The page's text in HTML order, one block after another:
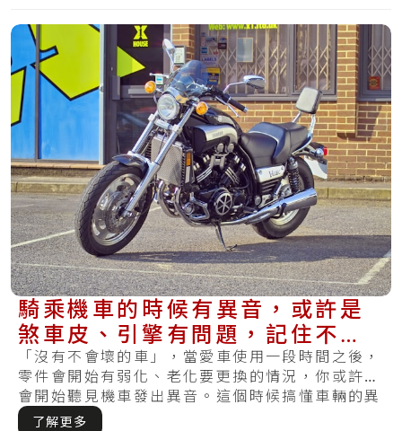
騎乘機車的時候有異音，或許是
煞車皮、引擎有問題，記住不要
當作沒聽見！
「沒有不會壞的車」，當愛車使用一段時間之後，
零件會開始有弱化、老化要更換的情況，你或許也
會開始聽見機車發出異音。這個時候搞懂車輛的異
音就.....
了解更多